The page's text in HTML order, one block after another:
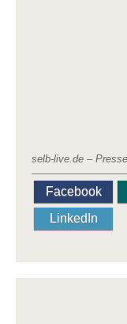
selb-live.de –
Facebook
LinkedIn